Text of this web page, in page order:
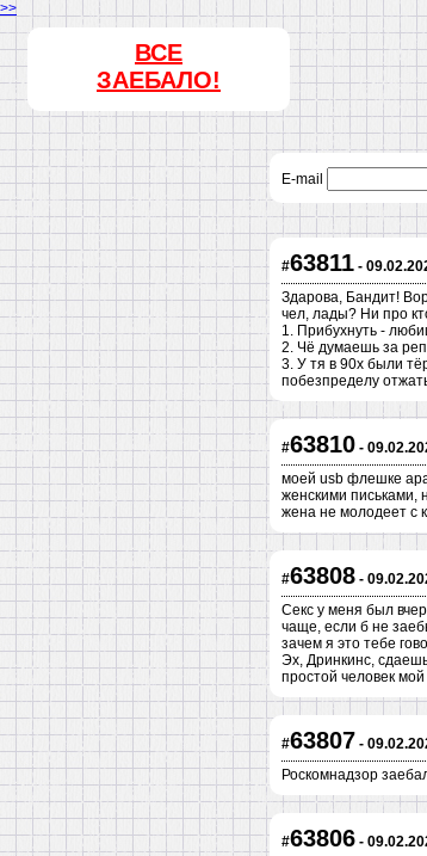
>>
ВСЕ
ЗАЕБАЛО!
E-mail
#63811 -
Здарова, Бандит!
чел, лады? Ни про
1. Прибухнуть -
2. Чё думаешь за
3. У тя в 90х были
побезпределу
#63810 -
моей usb флешке
женскими письками,
жена не молодеет с
#63808 -
Секс у меня был
чаще, если б не
зачем я это тебе
Эх, Дринкинс,
простой человек
#63807 -
Роскомнадзор
#63806 -